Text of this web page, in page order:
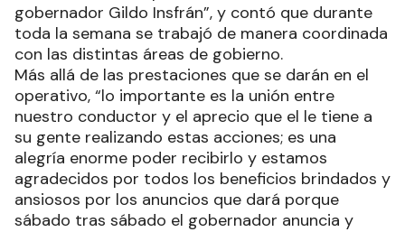
gobernador Gildo Insfrán”, y contó que durante
toda la semana se trabajó de manera coordinada
con las distintas áreas de gobierno.
Más allá de las prestaciones que se darán en el
operativo, “lo importante es la unión entre
nuestro conductor y el aprecio que el le tiene a
su gente realizando estas acciones; es una
alegría enorme poder recibirlo y estamos
agradecidos por todos los beneficios brindados y
ansiosos por los anuncios que dará porque
sábado tras sábado el gobernador anuncia y